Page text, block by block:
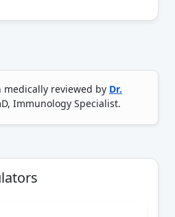
medically reviewed by Dr.
Immunology Specialist.